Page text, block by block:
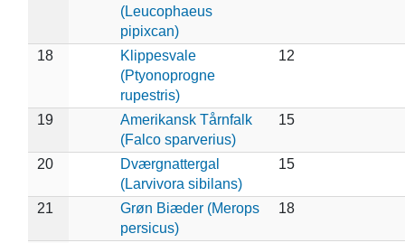
(Leucophaeus
pipixcan)
18
Klippesvale
(Ptyonoprogne
rupestris)
12
19
Amerikansk Tårnfalk
(Falco sparverius)
15
20
Dværgnattergal
(Larvivora sibilans)
15
21
Grøn Biæder (Merops
persicus)
18